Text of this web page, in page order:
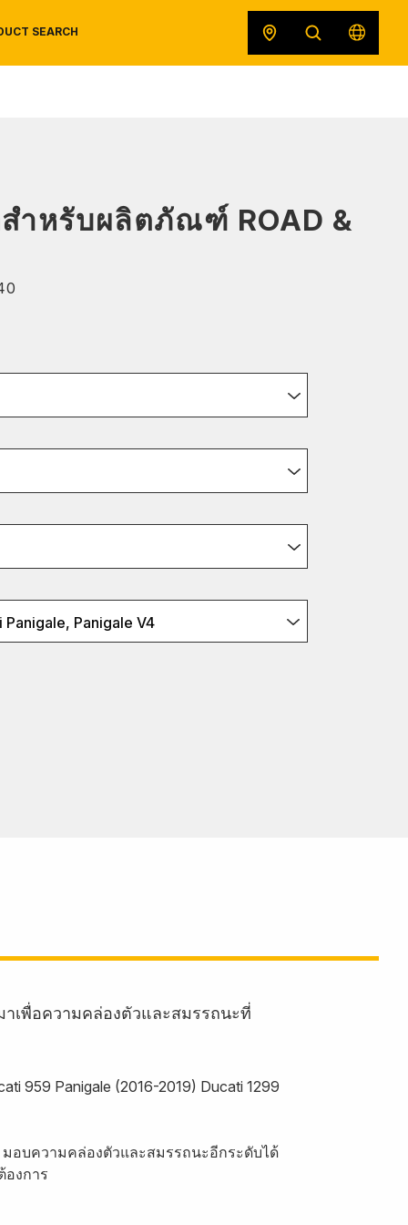
ORIGINAL EQUIPMENT
SAFETY DATA SHEETS
SEARCH
ำหรับผลิตภัณฑ์ ROAD &
Panigale V4
เพื่อความคล่องตัวและสมรรถนะที่
959 Panigale (2016-2019) Ducati 1299
อบความคล่องตัวและสมรรถนะอีกระดับได้
งการ